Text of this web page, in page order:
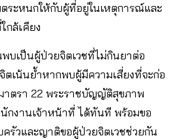
ระหนกให้กับผู้ที่อยู่ในเหตุการณ์และ
กล้เคียง
พบเป็นผู้ป่วยจิตเวชที่ไม่กินยาต่อ
ตเน้นย้ำหากพบผู้มีความเสี่ยงที่จะก่อ
าตรา 22 พระราชบัญญัติสุขภาพ
กงานเจ้าหน้าที่ ได้ทันที พร้อมขอ
ครัวและญาติขอผู้ป่วยจิตเวชช่วยกัน